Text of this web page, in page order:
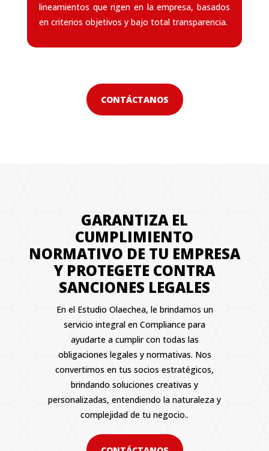
lineamientos que rigen en la empresa, basados
en criterios objetivos y bajo total transparencia.
CONTÁCTANOS
GARANTIZA EL
CUMPLIMIENTO
NORMATIVO DE TU EMPRESA
Y PROTEGETE CONTRA
SANCIONES LEGALES
En el Estudio Olaechea, le brindamos un
servicio integral en Compliance para
ayudarte a cumplir con todas las
obligaciones legales y normativas. Nos
convertimos en tus socios estratégicos,
brindando soluciones creativas y
personalizadas, entendiendo la naturaleza y
complejidad de tu negocio..